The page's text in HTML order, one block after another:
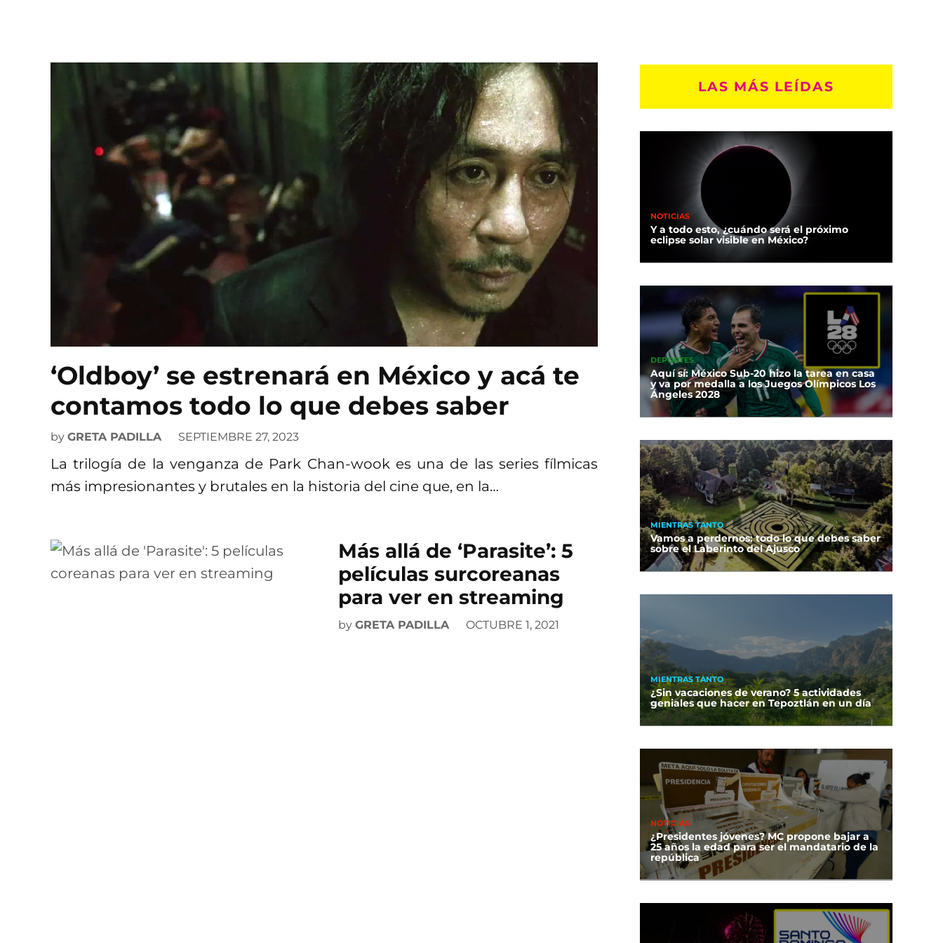
‘Oldboy’ se estrenará en México y acá te
contamos todo lo que debes saber
by GRETA PADILLA SEPTIEMBRE 27, 2023
La trilogía de la venganza de Park Chan-wook es una de las series fílmicas
más impresionantes y brutales en la historia del cine que, en la…
Más allá de ‘Parasite’: 5
películas surcoreanas
para ver en streaming
by GRETA PADILLA OCTUBRE 1, 2021
LAS MÁS LEÍDAS
NOTICIAS
Y a todo esto, ¿cuándo será el próximo
eclipse solar visible en México?
DEPORTES
Aquí sí: México Sub-20 hizo la tarea en casa
y va por medalla a los Juegos Olímpicos Los
Ángeles 2028
MIENTRAS TANTO
Vamos a perdernos: todo lo que debes saber
sobre el Laberinto del Ajusco
MIENTRAS TANTO
¿Sin vacaciones de verano? 5 actividades
geniales que hacer en Tepoztlán en un día
NOTICIAS
¿Presidentes jóvenes? MC propone bajar a
25 años la edad para ser el mandatario de la
república